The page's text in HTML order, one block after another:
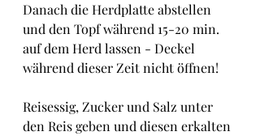
Danach die Herdplatte abstellen
und den Topf während 15-20 min.
auf dem Herd lassen - Deckel
während dieser Zeit nicht öffnen!
Reisessig, Zucker und Salz unter
den Reis geben und diesen erkalten